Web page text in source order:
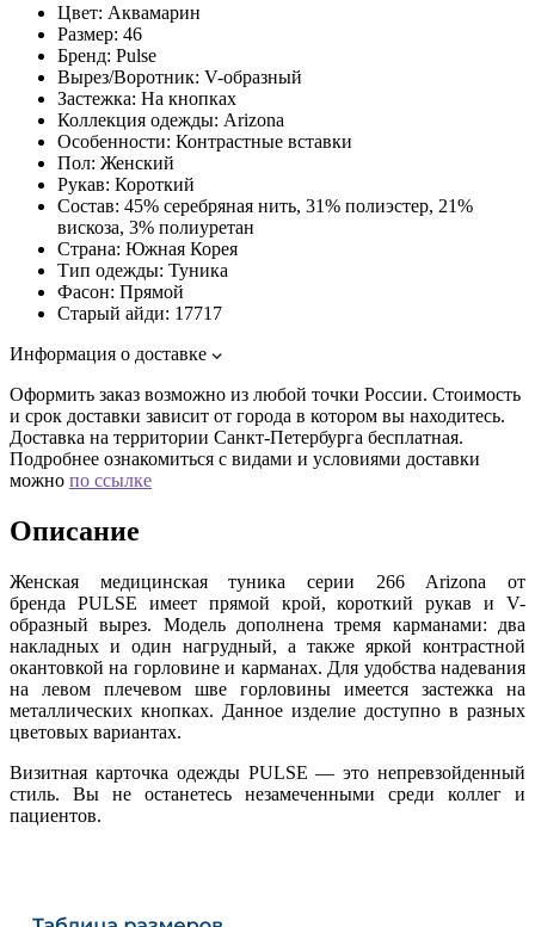
Цвет: Аквамарин
Размер: 46
Бренд: Pulse
Вырез/Воротник: V-образный
Застежка: На кнопках
Коллекция одежды: Arizona
Особенности: Контрастные вставки
Пол: Женский
Рукав: Короткий
Состав: 45% серебряная нить, 31% полиэстер, 21%
вискоза, 3% полиуретан
Страна: Южная Корея
Тип одежды: Туника
Фасон: Прямой
Старый айди: 17717
Информация о доставке
Оформить заказ возможно из любой точки России. Стоимость
и срок доставки зависит от города в котором вы находитесь.
Доставка на территории Санкт-Петербурга бесплатная.
Подробнее ознакомиться с видами и условиями доставки
можно по ссылке
Описание
Женская медицинская туника серии 266 Arizona от
бренда PULSE имеет прямой крой, короткий рукав и V-
образный вырез. Модель дополнена тремя карманами: два
накладных и один нагрудный, а также яркой контрастной
окантовкой на горловине и карманах. Для удобства надевания
на левом плечевом шве горловины имеется застежка на
металлических кнопках. Данное изделие доступно в разных
цветовых вариантах.
Визитная карточка одежды PULSE — это непревзойденный
стиль. Вы не останетесь незамеченными среди коллег и
пациентов.